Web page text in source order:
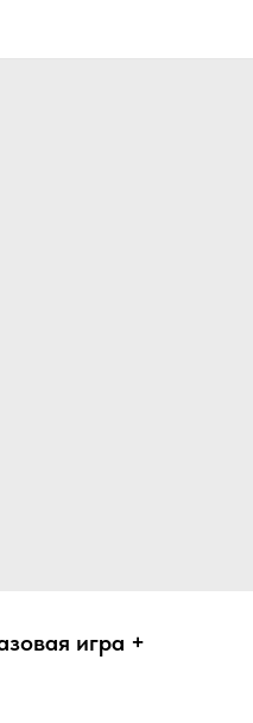
игра +